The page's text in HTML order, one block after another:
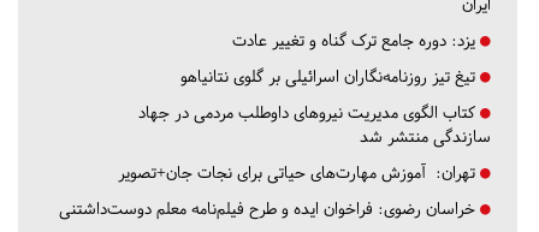
یزد: دوره جامع ترک گناه و تغییر عادت
تیغ تیز روزنامه‌نگاران اسرائیلی بر گلوی نتانیاهو
کتاب الگوی مدیریت نیروهای داوطلب مردمی در جهاد
سازندگی منتشر شد
تهران: آموزش مهارت‌های حیاتی برای نجات جان+تصویر
خراسان رضوی: فراخوان ایده و طرح فیلم‌نامه معلم دوست‌داشتنی